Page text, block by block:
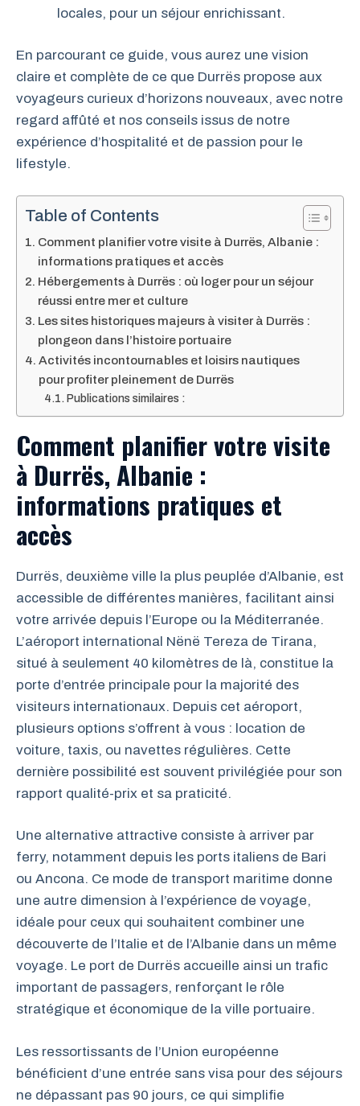
locales, pour un séjour enrichissant.
En parcourant ce guide, vous aurez une vision
claire et complète de ce que Durrës propose aux
voyageurs curieux d’horizons nouveaux, avec notre
regard affûté et nos conseils issus de notre
expérience d’hospitalité et de passion pour le
lifestyle.
Table of Contents
Comment planifier votre visite à Durrës, Albanie :
informations pratiques et accès
Hébergements à Durrës : où loger pour un séjour
réussi entre mer et culture
Les sites historiques majeurs à visiter à Durrës :
plongeon dans l’histoire portuaire
Activités incontournables et loisirs nautiques
pour profiter pleinement de Durrës
Publications similaires :
Comment planifier votre visite
à Durrës, Albanie :
informations pratiques et
accès
Durrës, deuxième ville la plus peuplée d’Albanie, est
accessible de différentes manières, facilitant ainsi
votre arrivée depuis l’Europe ou la Méditerranée.
L’aéroport international Nënë Tereza de Tirana,
situé à seulement 40 kilomètres de là, constitue la
porte d’entrée principale pour la majorité des
visiteurs internationaux. Depuis cet aéroport,
plusieurs options s’offrent à vous : location de
voiture, taxis, ou navettes régulières. Cette
dernière possibilité est souvent privilégiée pour son
rapport qualité-prix et sa praticité.
Une alternative attractive consiste à arriver par
ferry, notamment depuis les ports italiens de Bari
ou Ancona. Ce mode de transport maritime donne
une autre dimension à l’expérience de voyage,
idéale pour ceux qui souhaitent combiner une
découverte de l’Italie et de l’Albanie dans un même
voyage. Le port de Durrës accueille ainsi un trafic
important de passagers, renforçant le rôle
stratégique et économique de la ville portuaire.
Les ressortissants de l’Union européenne
bénéficient d’une entrée sans visa pour des séjours
ne dépassant pas 90 jours, ce qui simplifie